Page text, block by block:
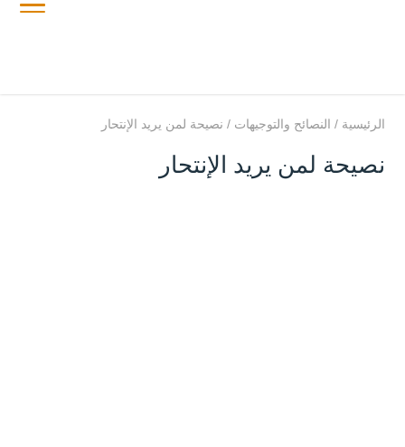
الرئيسية / النصائح والتوجيهات / نصيحة لمن يريد الإنتحار
نصيحة لمن يريد الإنتحار